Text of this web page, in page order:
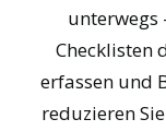
unterwegs
Checklisten
erfassen und
reduzieren